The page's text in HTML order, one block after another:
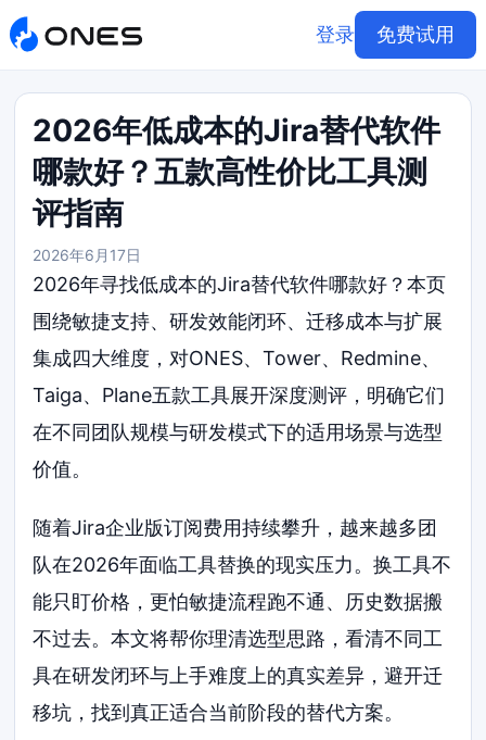
登录 免费试用
2026年低成本的Jira替代软件
哪款好？五款高性价比工具测
评指南
2026年6月17日
2026年寻找低成本的Jira替代软件哪款好？本页
围绕敏捷支持、研发效能闭环、迁移成本与扩展
集成四大维度，对ONES、Tower、Redmine、
Taiga、Plane五款工具展开深度测评，明确它们
在不同团队规模与研发模式下的适用场景与选型
价值。
随着Jira企业版订阅费用持续攀升，越来越多团
队在2026年面临工具替换的现实压力。换工具不
能只盯价格，更怕敏捷流程跑不通、历史数据搬
不过去。本文将帮你理清选型思路，看清不同工
具在研发闭环与上手难度上的真实差异，避开迁
移坑，找到真正适合当前阶段的替代方案。